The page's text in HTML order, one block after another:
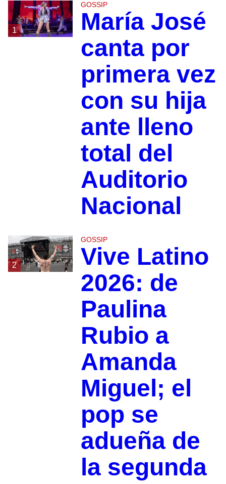
1
GOSSIP
María José
canta por
primera vez
con su hija
ante lleno
total del
Auditorio
Nacional
2
GOSSIP
Vive Latino
2026: de
Paulina
Rubio a
Amanda
Miguel; el
pop se
adueña de
la segunda